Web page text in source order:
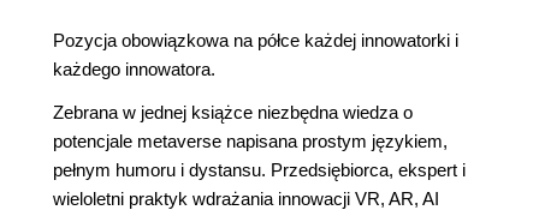
Pozycja obowiązkowa na półce każdej innowatorki i
każdego innowatora.
Zebrana w jednej książce niezbędna wiedza o
potencjale metaverse napisana prostym językiem,
pełnym humoru i dystansu. Przedsiębiorca, ekspert i
wieloletni praktyk wdrażania innowacji VR, AR, AI